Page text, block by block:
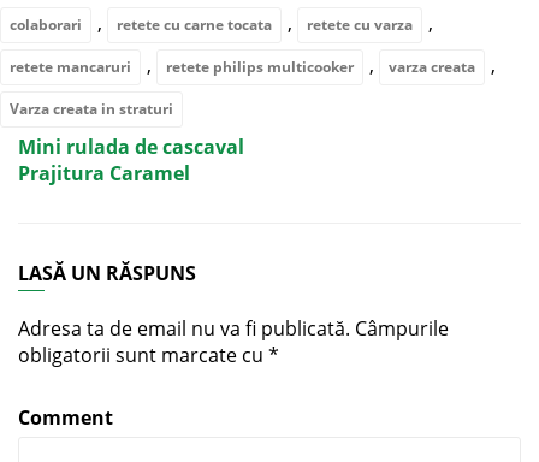
colaborari , retete cu carne tocata , retete cu varza ,
retete mancaruri , retete philips multicooker , varza creata ,
Varza creata in straturi
Mini rulada de cascaval
Prajitura Caramel
LASĂ UN RĂSPUNS
Adresa ta de email nu va fi publicată. Câmpurile
obligatorii sunt marcate cu *
Comment